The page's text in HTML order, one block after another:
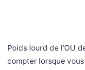
Poids lourd de l’OU
compter lorsque